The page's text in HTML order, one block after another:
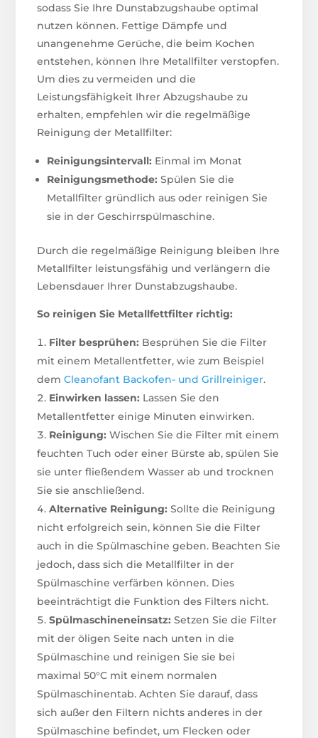
sodass Sie Ihre Dunstabzugshaube optimal
nutzen können. Fettige Dämpfe und
unangenehme Gerüche, die beim Kochen
entstehen, können Ihre Metallfilter verstopfen.
Um dies zu vermeiden und die
Leistungsfähigkeit Ihrer Abzugshaube zu
erhalten, empfehlen wir die regelmäßige
Reinigung der Metallfilter:
Reinigungsintervall: Einmal im Monat
Reinigungsmethode: Spülen Sie die
Metallfilter gründlich aus oder reinigen Sie
sie in der Geschirrspülmaschine.
Durch die regelmäßige Reinigung bleiben Ihre
Metallfilter leistungsfähig und verlängern die
Lebensdauer Ihrer Dunstabzugshaube.
So reinigen Sie Metallfettfilter richtig:
Filter besprühen: Besprühen Sie die Filter
mit einem Metallentfetter, wie zum Beispiel
demCleanofant Backofen- und Grillreiniger.
Einwirken lassen: Lassen Sie den
Metallentfetter einige Minuten einwirken.
Reinigung: Wischen Sie die Filter mit einem
feuchten Tuch oder einer Bürste ab, spülen Sie
sie unter fließendem Wasser ab und trocknen
Sie sie anschließend.
Alternative Reinigung: Sollte die Reinigung
nicht erfolgreich sein, können Sie die Filter
auch in die Spülmaschine geben. Beachten Sie
jedoch, dass sich die Metallfilter in der
Spülmaschine verfärben können. Dies
beeinträchtigt die Funktion des Filters nicht.
Spülmaschineneinsatz: Setzen Sie die Filter
mit der öligen Seite nach unten in die
Spülmaschine und reinigen Sie sie bei
maximal 50°C mit einem normalen
Spülmaschinentab. Achten Sie darauf, dass
sich außer den Filtern nichts anderes in der
Spülmaschine befindet, um Flecken oder